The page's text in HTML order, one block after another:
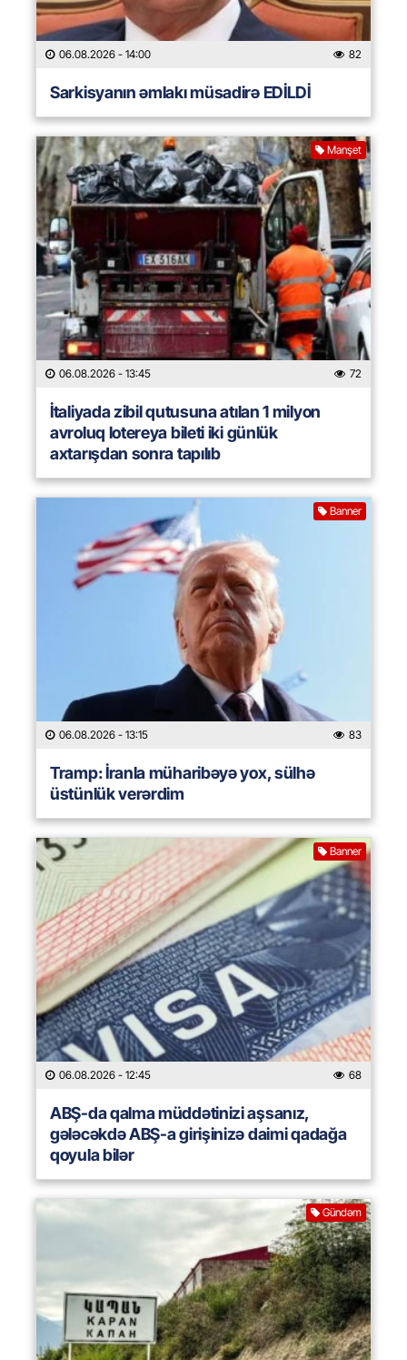
06.08.2026 - 14:00 82
Sarkisyanın əmlakı müsadirə EDİLDİ
Manşet
06.08.2026 - 13:45 72
İtaliyada zibil qutusuna atılan 1 milyon
avroluq lotereya bileti iki günlük
axtarışdan sonra tapılıb
Banner
06.08.2026 - 13:15 83
Tramp: İranla müharibəyə yox, sülhə
üstünlük verərdim
Banner
06.08.2026 - 12:45 68
ABŞ-da qalma müddətinizi aşsanız,
gələcəkdə ABŞ-a girişinizə daimi qadağa
qoyula bilər
Gündəm